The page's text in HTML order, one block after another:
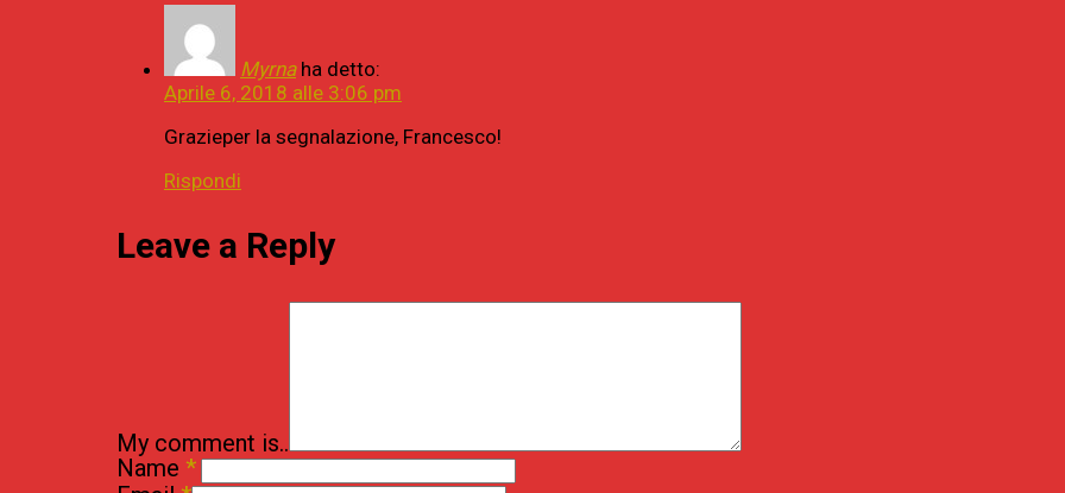
Myrna ha detto:
Aprile 6, 2018 alle 3:06 pm
Grazieper la segnalazione, Francesco!
Rispondi
Leave a Reply
My comment is..
Name *